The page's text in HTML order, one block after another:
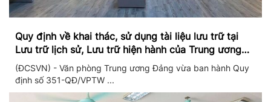
Quy định về khai thác, sử dụng tài liệu lưu trữ tại
Lưu trữ lịch sử, Lưu trữ hiện hành của Trung ương
Đảng và Văn phòng Trung ương Đảng
(ĐCSVN) - Văn phòng Trung ương Đảng vừa ban hành Quy
định số 351-QĐ/VPTW ...